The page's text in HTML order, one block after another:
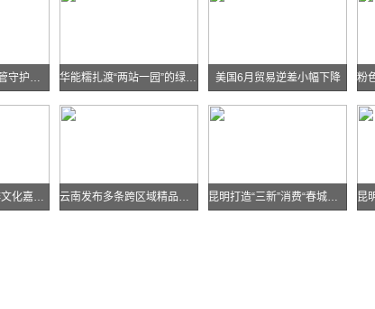
云南巧家：暑期托管守护孩子快乐假期 华能糯扎渡“两站一园”的绿色实践 美国6月贸易逆差小幅下降
2026滇池国际咖啡文化嘉年华怎么去？最全交通攻略戳进来→ 云南发布多条跨区域精品自驾线路 昆明打造“三新”消费“春城样板”